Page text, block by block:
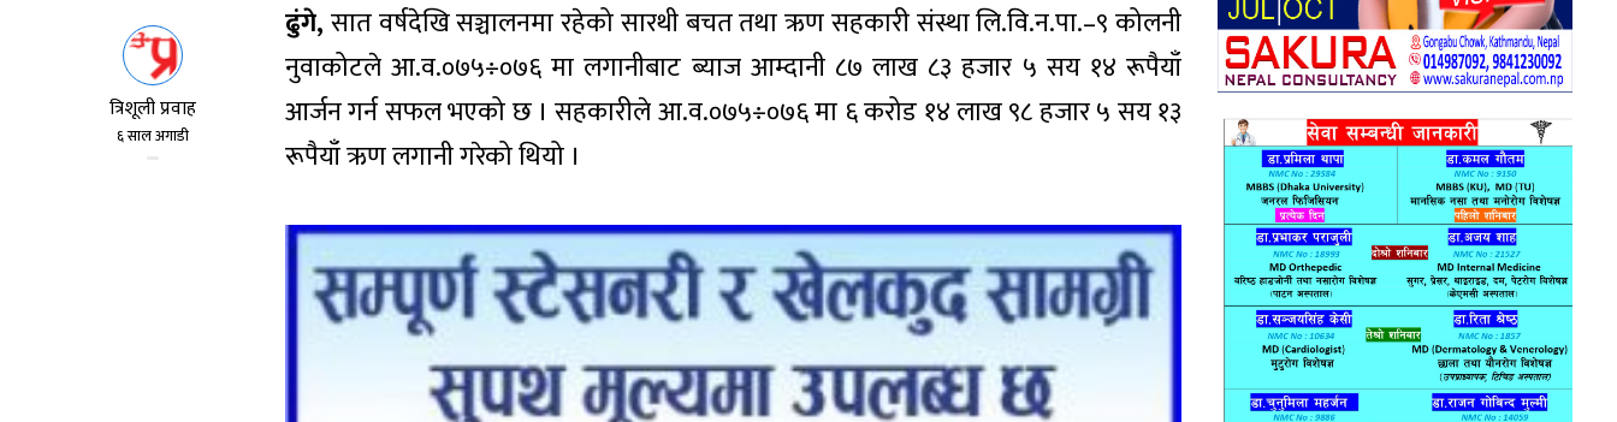
त्रिशूली प्रवाह
६ साल अगाडी
ढुंगे,सात वर्षदेखि सञ्चालनमा रहेको सारथी बचत तथा ऋण सहकारी संस्था लि.वि.न.पा.–९ कोलनी
नुवाकोटले आ.व.०७५÷०७६ मा लगानीबाट ब्याज आम्दानी ८७ लाख ८३ हजार ५ सय १४ रूपैयाँ
आर्जन गर्न सफल भएको छ । सहकारीले आ.व.०७५÷०७६ मा ६ करोड १४ लाख ९८ हजार ५ सय १३
रूपैयाँ ऋण लगानी गरेको थियो ।